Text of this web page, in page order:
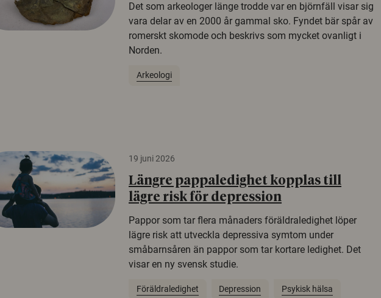
Det som arkeologer länge trodde var en björnfäll visar sig
vara delar av en 2000 år gammal sko. Fyndet bär spår av
romerskt skomode och beskrivs som mycket ovanligt i
Norden.
Arkeologi
19 juni 2026
Längre pappaledighet kopplas till
lägre risk för depression
Pappor som tar flera månaders föräldraledighet löper
lägre risk att utveckla depressiva symtom under
småbarnsåren än pappor som tar kortare ledighet. Det
visar en ny svensk studie.
Föräldraledighet Depression Psykisk hälsa